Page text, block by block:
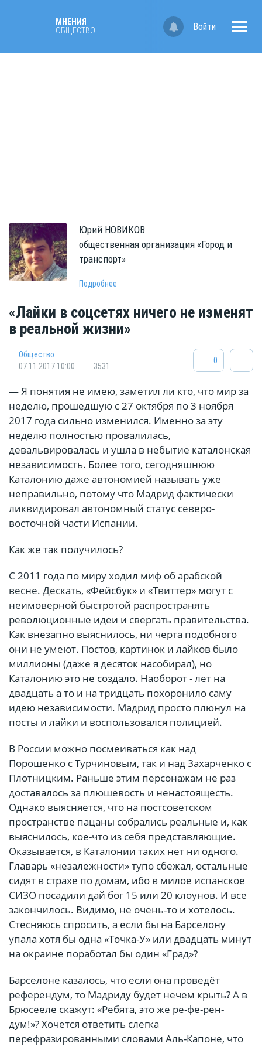
МНЕНИЯ
ОБЩЕСТВО
Войти
Юрий НОВИКОВ
общественная организация «Город и
транспорт»
Подробнее
«Лайки в соцсетях ничего не изменят
в реальной жизни»
Общество
07.11.2017 10:00
3531
0
— Я понятия не имею, заметил ли кто, что мир за
неделю, прошедшую с 27 октября по 3 ноября
2017 года сильно изменился. Именно за эту
неделю полностью провалилась,
девальвировалась и ушла в небытие каталонская
независимость. Более того, сегодняшнюю
Каталонию даже автономией называть уже
неправильно, потому что Мадрид фактически
ликвидировал автономный статус северо-
восточной части Испании.
Как же так получилось?
С 2011 года по миру ходил миф об арабской
весне. Дескать, «Фейсбук» и «Твиттер» могут с
неимоверной быстротой распространять
революционные идеи и свергать правительства.
Как внезапно выяснилось, ни черта подобного
они не умеют. Постов, картинок и лайков было
миллионы (даже я десяток насобирал), но
Каталонию это не создало. Наоборот - лет на
двадцать а то и на тридцать похоронило саму
идею независимости. Мадрид просто плюнул на
посты и лайки и воспользовался полицией.
В России можно посмеиваться как над
Порошенко с Турчиновым, так и над Захарченко с
Плотницким. Раньше этим персонажам не раз
доставалось за плюшевость и ненастоящесть.
Однако выясняется, что на постсоветском
пространстве пацаны собрались реальные и, как
выяснилось, кое-что из себя представляющие.
Оказывается, в Каталонии таких нет ни одного.
Главарь «незалежности» тупо сбежал, остальные
сидят в страхе по домам, ибо в милое испанское
СИЗО посадили дай бог 15 или 20 клоунов. И все
закончилось. Видимо, не очень-то и хотелось.
Стесняюсь спросить, а если бы на Барселону
упала хотя бы одна «Точка-У» или двадцать минут
на окраине поработал бы один «Град»?
Барселоне казалось, что если она проведёт
референдум, то Мадриду будет нечем крыть? А в
Брюсееле скажут: «Ребята, это же ре-фе-рен-
дум!»? Хочется ответить слегка
перефразированными словами Аль-Капоне, что